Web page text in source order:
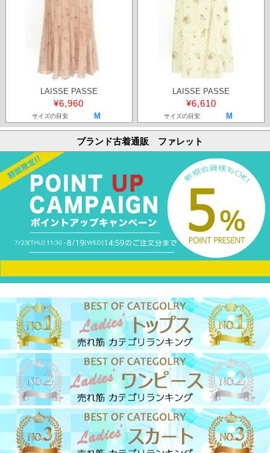
LAISSE PASSE
¥6,960
サイズの目安 M
LAISSE PASSE
¥6,610
サイズの目安 M
ブランド古着通販 ファレット